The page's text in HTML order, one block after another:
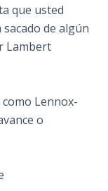
que usted
de algún
Lambert
Lennox-
o